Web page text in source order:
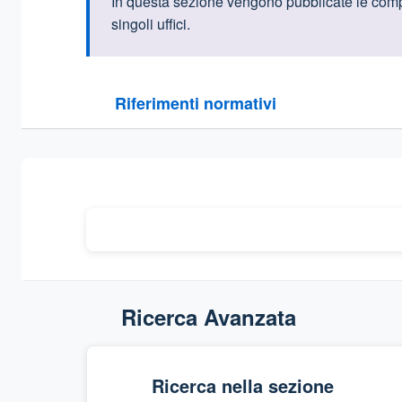
singoli uffici.
Riferimenti normativi
Sezione compressa
Ricerca Avanzata
Ricerca nella sezione